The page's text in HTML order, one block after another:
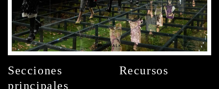
Secciones
principales
Recursos